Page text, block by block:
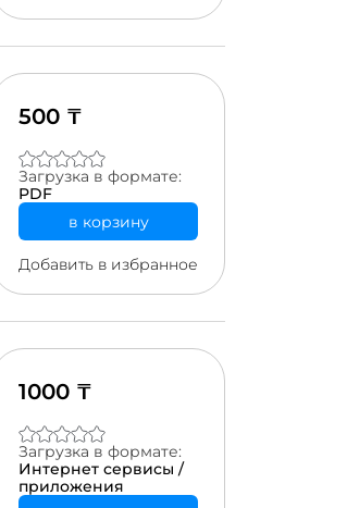
500 ₸
Загрузка в формате:
PDF
в корзину
Добавить в избранное
1000 ₸
Загрузка в формате:
Интернет сервисы /
приложения